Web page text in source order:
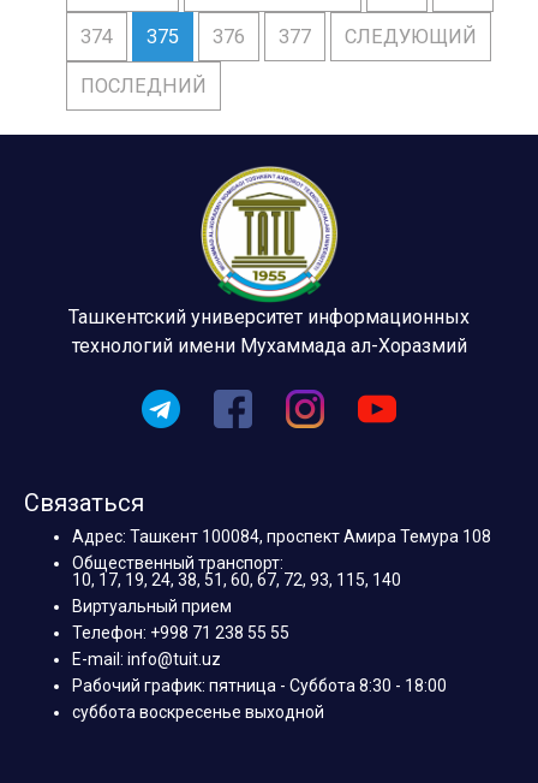
374 375 376 377 СЛЕДУЮЩИЙ
ПОСЛЕДНИЙ
Ташкентский университет информационных
технологий имени Мухаммада ал-Хоразмий
Связаться
Адрес: Ташкент 100084, проспект Амира Темура 108
Общественный транспорт:
10, 17, 19, 24, 38, 51, 60, 67, 72, 93, 115, 140
Виртуальный прием
Телефон: +998 71 238 55 55
E-mail: info@tuit.uz
Рабочий график: пятница - Суббота 8:30 - 18:00
суббота воскресенье выходной